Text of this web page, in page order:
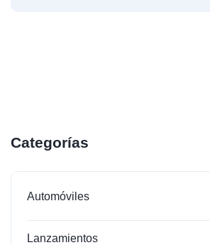
Categorías
Automóviles
Lanzamientos